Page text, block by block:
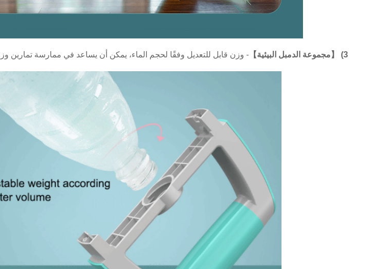
3) 【مجموعة الدمبل البيئية】 - وزن قابل للتعديل وفقًا لحجم الماء، يمكن أن يساعد في ممارسة تمارين